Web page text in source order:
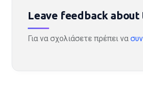
Leave feedback about
Για να σχολιάσετε πρέπει να